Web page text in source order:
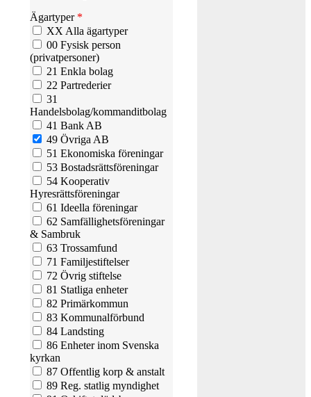
Ägartyper *
XX Alla ägartyper
00 Fysisk person
(privatpersoner)
21 Enkla bolag
22 Partrederier
31
Handelsbolag/kommanditbolag
41 Bank AB
49 Övriga AB
51 Ekonomiska föreningar
53 Bostadsrättsföreningar
54 Kooperativ
Hyresrättsföreningar
61 Ideella föreningar
62 Samfällighetsföreningar
& Sambruk
63 Trossamfund
71 Familjestiftelser
72 Övrig stiftelse
81 Statliga enheter
82 Primärkommun
83 Kommunalförbund
84 Landsting
86 Enheter inom Svenska
kyrkan
87 Offentlig korp & anstalt
89 Reg. statlig myndighet